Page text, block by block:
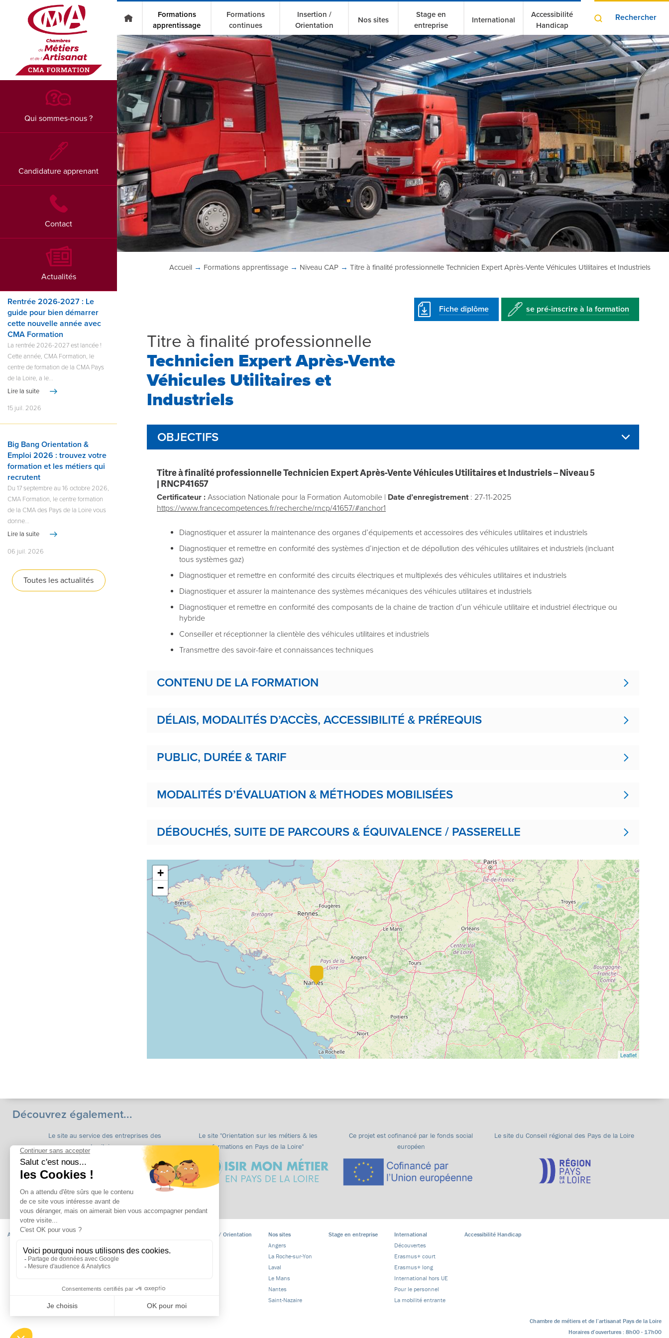
Go to main content
Formations
apprentissage
Formations
continues
Insertion /
Orientation
Nos sites
Stage en
entreprise
International
Accessibilité
Handicap
Rechercher
Qui sommes-nous ?
Candidature apprenant
Contact
Actualités
Rentrée 2026-2027 : Le
guide pour bien démarrer
cette nouvelle année avec
CMA Formation
La rentrée 2026-2027 est lancée !
Cette année, CMA Formation, le
centre de formation de la CMA Pays
de la Loire, a le...
Lire la suite
15 juil. 2026
Big Bang Orientation &
Emploi 2026 : trouvez votre
formation et les métiers qui
recrutent
Du 17 septembre au 16 octobre 2026,
CMA Formation, le centre formation
de la CMA des Pays de la Loire vous
donne...
Lire la suite
06 juil. 2026
Toutes les actualités
Accueil→ Formationsapprentissage→ Niveau CAP→ Titre à finalité professionnelle Technicien Expert Après-Vente Véhicules Utilitaires et Industriels
Fiche diplôme se pré-inscrire à la formation
Titre à finalité professionnelle
Technicien Expert Après-Vente
Véhicules Utilitaires et
Industriels
OBJECTIFS
Titre à finalité professionnelle Technicien Expert Après-Vente Véhicules Utilitaires et Industriels– Niveau 5
| RNCP41657
Certificateur : Association Nationale pour la Formation Automobile | Date d’enregistrement: 27-11-2025
https://www.francecompetences.fr/recherche/rncp/41657/#anchor1
Diagnostiquer et assurer la maintenance des organes d’équipements et accessoires des véhicules utilitaires et industriels
Diagnostiquer et remettre en conformité des systèmes d’injection et de dépollution des véhicules utilitaires et industriels (incluant
tous systèmes gaz)
Diagnostiquer et remettre en conformité des circuits électriques et multiplexés des véhicules utilitaires et industriels
Diagnostiquer et assurer la maintenance des systèmes mécaniques des véhicules utilitaires et industriels
Diagnostiquer et remettre en conformité des composants de la chaine de traction d’un véhicule utilitaire et industriel électrique ou
hybride
Conseiller et réceptionner la clientèle des véhicules utilitaires et industriels
Transmettre des savoir-faire et connaissances techniques
CONTENU DE LA FORMATION
DÉLAIS, MODALITÉS D’ACCÈS, ACCESSIBILITÉ & PRÉREQUIS
PUBLIC, DURÉE & TARIF
MODALITÉS D’ÉVALUATION & MÉTHODES MOBILISÉES
DÉBOUCHÉS, SUITE DE PARCOURS & ÉQUIVALENCE / PASSERELLE
+
−
Leaflet
Découvrez également...
Le site au service des entreprises des
territoires
Le site "Orientation sur les métiers & les
formations en Pays de la Loire"
Ce projet est cofinancé par le fonds social
européen
Le site du Conseil régional des Pays de la Loire
Accueil Formationsapprentissage
Niveau BAC
Niveau Post BAC
Insertion / Orientation
Nos sites
Angers
La Roche-sur-Yon
Laval
Le Mans
Nantes
Saint-Nazaire
Stage en entreprise
International
Découvertes
Erasmus+ court
Erasmus+ long
International hors UE
Pour le personnel
La mobilité entrante
Accessibilité Handicap
Chambre de métiers et de l’artisanat Pays de la Loire
Horaires d’ouvertures : 8h00 - 17h00